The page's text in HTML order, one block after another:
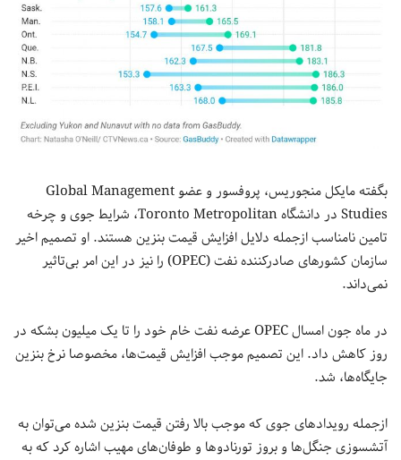
بگفته مایکل منجوریس، پروفسور و عضو Global Management
Studies در دانشگاه Toronto Metropolitan، شرایط جوی و چرخه
تامین نامناسب ازجمله دلایل افزایش قیمت بنزین هستند. او تصمیم اخیر
سازمان کشورهای صادرکننده نفت (OPEC) را نیز در این امر بی‌تاثیر
نمی‌داند.
در ماه جون امسال OPEC عرضه نفت خام خود را تا یک میلیون بشکه در
روز کاهش داد. این تصمیم موجب افزایش قیمت‌ها، مخصوصا نرخ بنزین
جایگاه‌ها، شد.
ازجمله رویدادهای جوی که موجب بالا رفتن قیمت بنزین شده می‌توان به
آتشسوزی جنگل‌ها و بروز تورنادوها و طوفان‌های مهیب اشاره کرد که به